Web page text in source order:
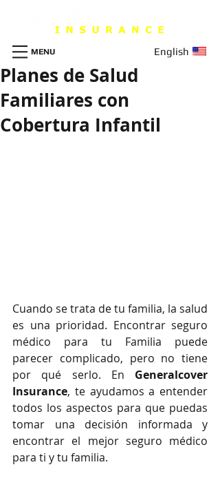
English
MENU
Planes de Salud
Familiares con
Cobertura Infantil
Cuando se trata de tu familia, la salud
es una prioridad. Encontrar seguro
médico para tu Familia puede
parecer complicado, pero no tiene
por qué serlo. En Generalcover
Insurance, te ayudamos a entender
todos los aspectos para que puedas
tomar una decisión informada y
encontrar el mejor seguro médico
para ti y tu familia.